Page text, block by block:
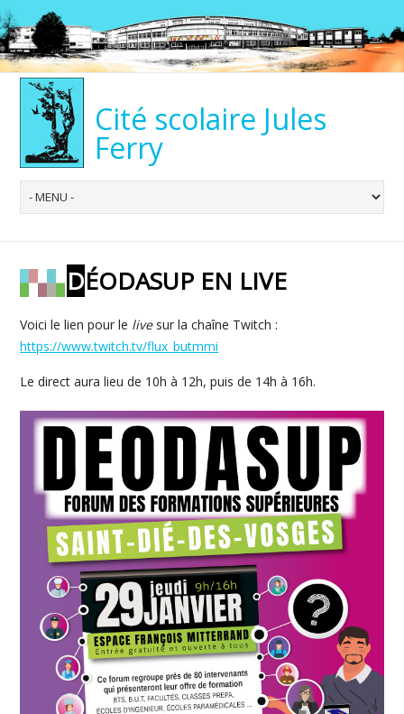
Cité scolaire Jules
Ferry
DÉODASUP EN LIVE
Voici le lien pour le livesur la chaîne Twitch :
https://www.twitch.tv/flux_butmmi
Le direct aura lieu de 10h à 12h, puis de 14h à 16h.